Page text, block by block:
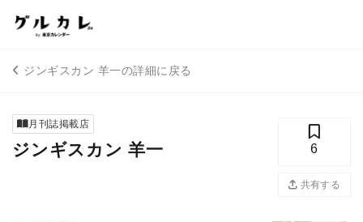
ジンギスカン 羊一の詳細に戻る
月刊誌掲載店
ジンギスカン 羊一 6
共有する